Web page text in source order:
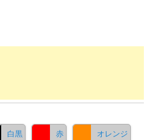
白黒 赤 オレンジ